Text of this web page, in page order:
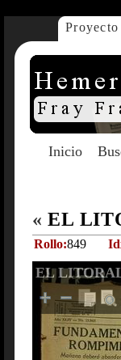
Proyecto
Inicio
« EL
Rollo:849
EL